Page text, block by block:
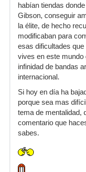
habían tiendas
Gibson, conseguir
la élite, de hecho
modificaban para
esas dificultades
vives en este mundo
infinidad de bandas
internacional.
Si hoy en día ha
porque sea mas
tema de mentalidad,
comentario que
sabes.